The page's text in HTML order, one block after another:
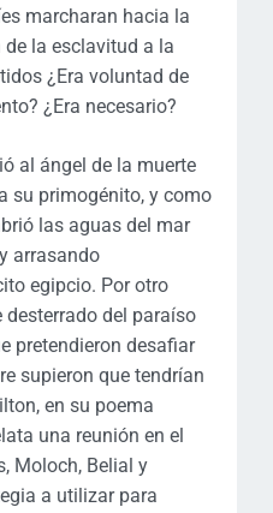
marcharan hacia la
la esclavitud a la
¿Era voluntad de
¿Era necesario?
al ángel de la muerte
su primogénito, y como
las aguas del mar
arrasando
egipcio. Por otro
desterrado del paraíso
pretendieron desafiar
supieron que tendrían
en su poema
una reunión en el
Moloch, Belial y
a utilizar para